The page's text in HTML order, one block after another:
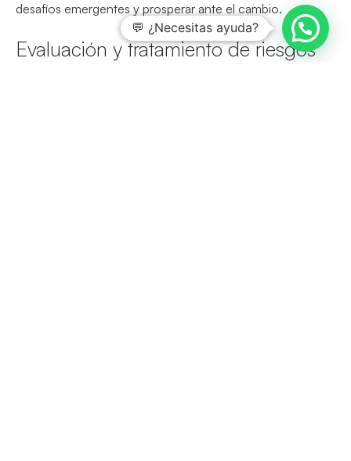
desafíos emergentes y prosperar ante el cambio.
Evaluación y tratamiento de riesgos
💬 ¿Necesitas ayuda?